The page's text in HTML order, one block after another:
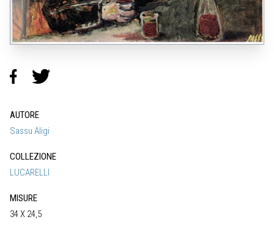
AUTORE
Sassu Aligi
COLLEZIONE
LUCARELLI
MISURE
34 X 24,5